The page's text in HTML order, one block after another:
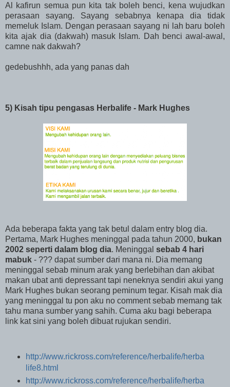
Al kafirun semua pun kita tak boleh benci, kena wujudkan
perasaan sayang. Sayang sebabnya kenapa dia tidak
memeluk Islam. Dengan perasaan sayang ni lah baru boleh
kita ajak dia (dakwah) masuk Islam. Dah benci awal-awal,
camne nak dakwah?
gedebushhh, ada yang panas dah
5) Kisah tipu pengasas Herbalife - Mark Hughes
Ada beberapa fakta yang tak betul dalam entry blog dia.
Pertama, Mark Hughes meninggal pada tahun 2000, bukan
2002 seperti dalam blog dia. Meninggal sebab 4 hari
mabuk - ??? dapat sumber dari mana ni. Dia memang
meninggal sebab minum arak yang berlebihan dan akibat
makan ubat anti depressant tapi neneknya sendiri akui yang
Mark Hughes bukan seorang peminum tegar. Kisah mak dia
yang meninggal tu pon aku no comment sebab memang tak
tahu mana sumber yang sahih. Cuma aku bagi beberapa
link kat sini yang boleh dibuat rujukan sendiri.
http://www.rickross.com/reference/herbalife/herba
life8.html
http://www.rickross.com/reference/herbalife/herba